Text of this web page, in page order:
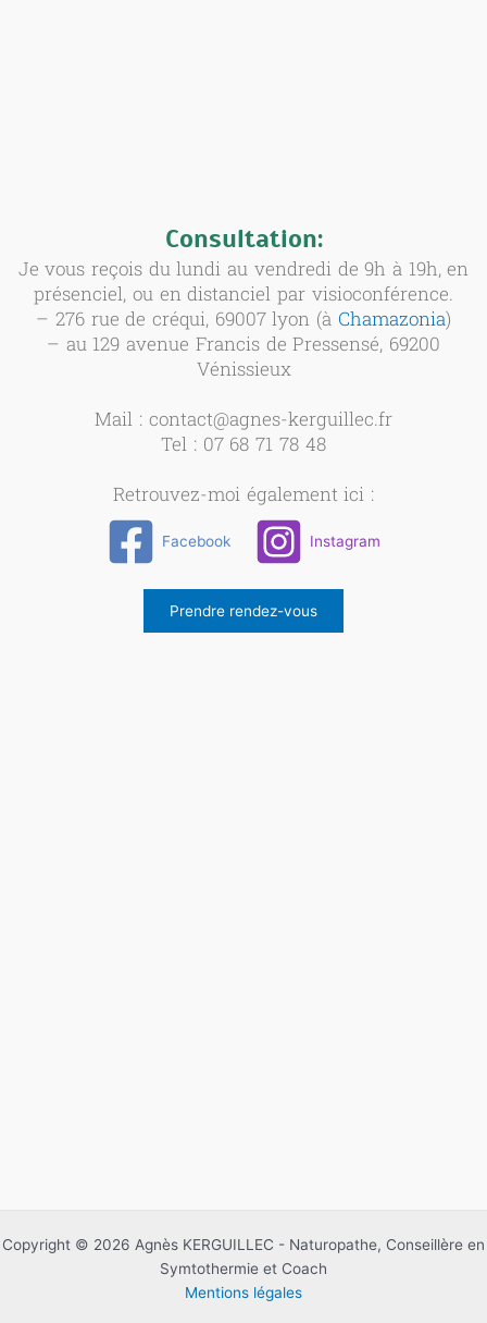
Consultation:
Je vous reçois du lundi au vendredi de 9h à 19h, en
présenciel, ou en distanciel par visioconférence.
– 276 rue de créqui, 69007 lyon (à Chamazonia)
– au 129 avenue Francis de Pressensé, 69200
Vénissieux
Mail : contact@agnes-kerguillec.fr
Tel : 07 68 71 78 48
Retrouvez-moi également ici :
Facebook Instagram
Prendre rendez-vous
Copyright © 2026 Agnès KERGUILLEC - Naturopathe, Conseillère en
Symtothermie et Coach
Mentions légales